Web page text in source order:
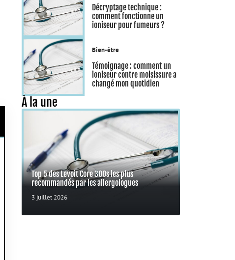
Décryptage technique :
comment fonctionne un
ioniseur pour fumeurs ?
Bien-être
Témoignage : comment un
ioniseur contre moisissure a
changé mon quotidien
À la une
Top 5 des Levoit Core 300s les plus
recommandés par les allergologues
3 juillet 2026